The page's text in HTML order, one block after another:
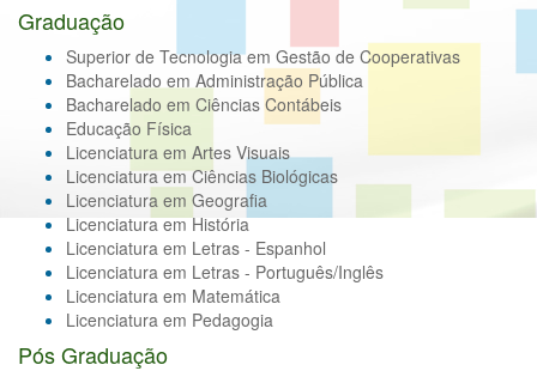
Graduação
Superior de Tecnologia em Gestão de Cooperativas
Bacharelado em Administração Pública
Bacharelado em Ciências Contábeis
Educação Física
Licenciatura em Artes Visuais
Licenciatura em Ciências Biológicas
Licenciatura em Geografia
Licenciatura em História
Licenciatura em Letras - Espanhol
Licenciatura em Letras - Português/Inglês
Licenciatura em Matemática
Licenciatura em Pedagogia
Pós Graduação